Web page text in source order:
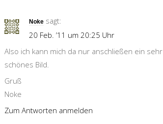
Noke sagt:
20 Feb. ’11 um 20:25 Uhr
Also ich kann mich da nur anschließen ein sehr
schönes Bild.
Gruß
Noke
Zum Antworten anmelden